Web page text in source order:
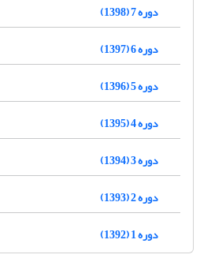
دوره 7 (1398)
دوره 6 (1397)
دوره 5 (1396)
دوره 4 (1395)
دوره 3 (1394)
دوره 2 (1393)
دوره 1 (1392)